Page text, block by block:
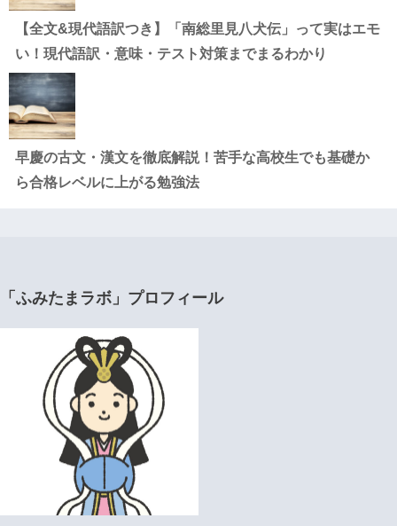
【全文&現代語訳つき】「南総里見八犬伝」って実はエモ
い！現代語訳・意味・テスト対策までまるわかり
早慶の古文・漢文を徹底解説！苦手な高校生でも基礎か
ら合格レベルに上がる勉強法
「ふみたまラボ」プロフィール